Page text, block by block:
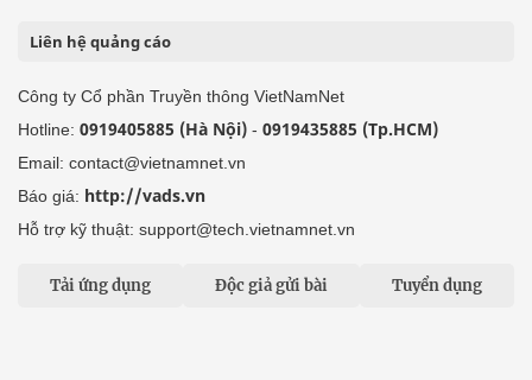
Liên hệ quảng cáo
Công ty Cổ phần Truyền thông VietNamNet
Hotline: 0919405885 (Hà Nội) - 0919435885 (Tp.HCM)
Email: contact@vietnamnet.vn
Báo giá: http://vads.vn
Hỗ trợ kỹ thuật: support@tech.vietnamnet.vn
Tải ứng dụng Độc giả gửi bài Tuyển dụng